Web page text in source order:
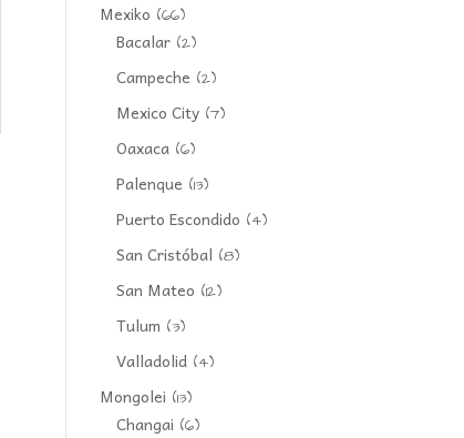
Mexiko (66)
Bacalar (2)
Campeche (2)
Mexico City (7)
Oaxaca (6)
Palenque (13)
Puerto Escondido (4)
San Cristóbal (8)
San Mateo (12)
Tulum (3)
Valladolid (4)
Mongolei (13)
Changai (6)